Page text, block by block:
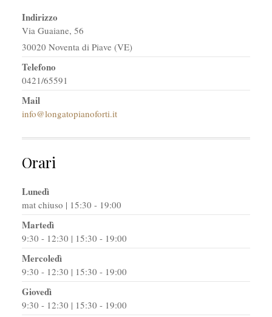
Indirizzo
Via Guaiane, 56
30020 Noventa di Piave (VE)
Telefono
0421/65591
Mail
info@longatopianoforti.it
Orari
Lunedì
mat chiuso | 15:30 - 19:00
Martedì
9:30 - 12:30 | 15:30 - 19:00
Mercoledì
9:30 - 12:30 | 15:30 - 19:00
Giovedì
9:30 - 12:30 | 15:30 - 19:00